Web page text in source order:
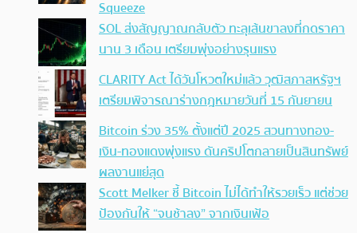
Squeeze
SOL ส่งสัญญาณกลับตัว ทะลุเส้นขาลงที่กดราคา
นาน 3 เดือน เตรียมพุ่งอย่างรุนแรง
CLARITY Act ได้วันโหวตใหม่แล้ว วุฒิสภาสหรัฐฯ
เตรียมพิจารณาร่างกฎหมายวันที่ 15 กันยายน
Bitcoin ร่วง 35% ตั้งแต่ปี 2025 สวนทางทอง-
เงิน-ทองแดงพุ่งแรง ดันคริปโตกลายเป็นสินทรัพย์
ผลงานแย่สุด
Scott Melker ชี้ Bitcoin ไม่ได้ทำให้รวยเร็ว แต่ช่วย
ป้องกันให้ “จนช้าลง” จากเงินเฟ้อ